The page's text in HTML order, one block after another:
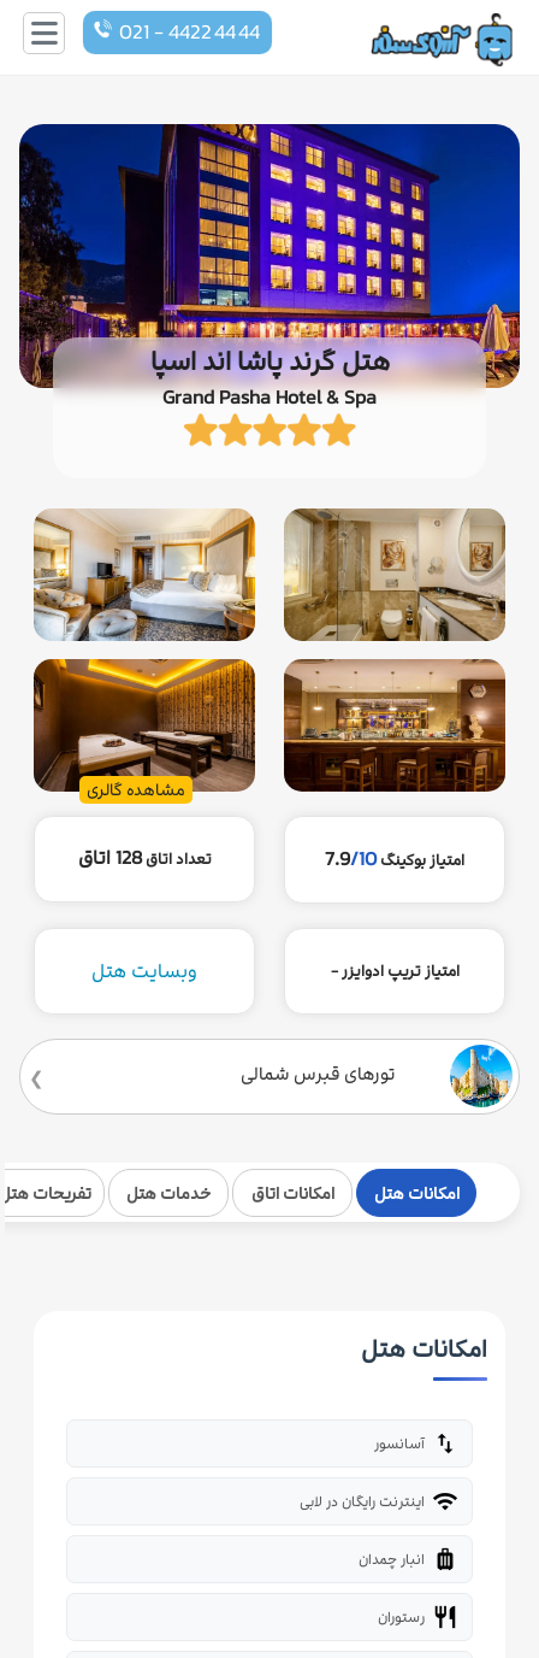
021 - 4422 44 44
هتل گرند پاشا اند اسپا
Grand Pasha Hotel & Spa
مشاهده گالری
امتیاز بوکینگ 7.9/10 تعداد اتاق128 اتاق
امتیاز تریپ ادوایزر - وبسایت هتل
تورهای قبرس شمالی
امکانات هتل امکانات اتاق خدمات هتل تفریحات
امکانات هتل
import_export آسانسور
wifi اینترنت رایگان در لابی
luggage انبار چمدان
restaurant رستوران